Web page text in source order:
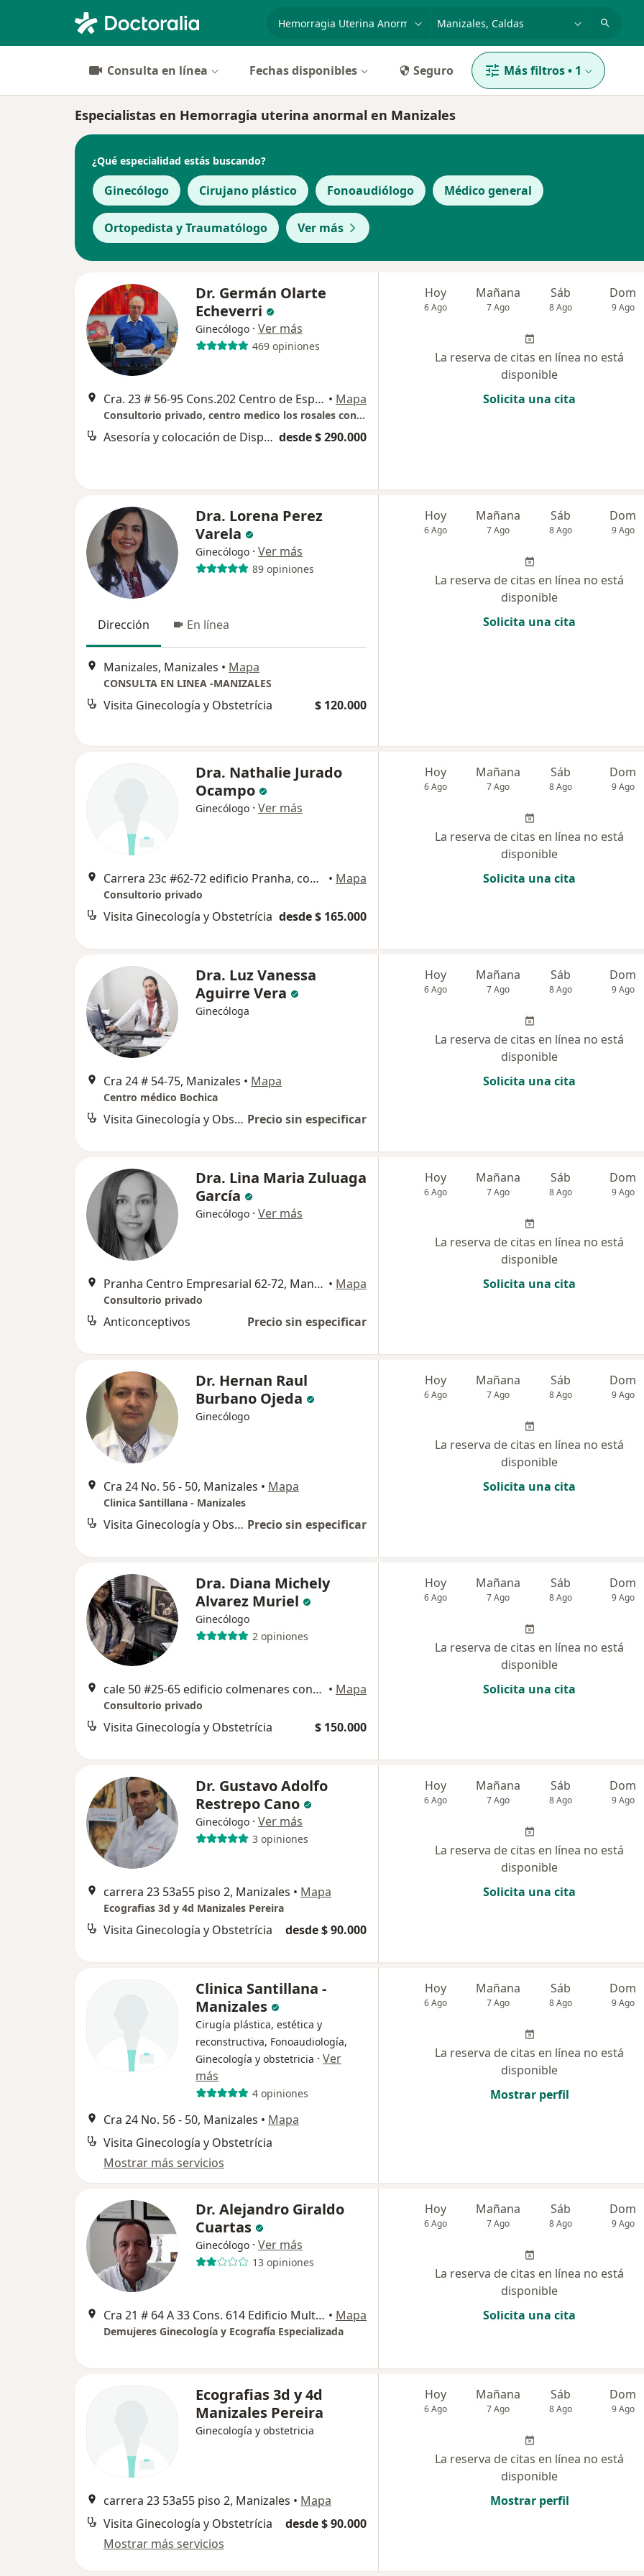
Consulta en línea Fechas disponibles Seguro Más filtros• 1
Especialistas en Hemorragia uterina anormal en Manizales
¿Qué especialidad estás buscando?
Ginecólogo Cirujano plástico Fonoaudiólogo Médico general
Ortopedista y Traumatólogo Ver más
Dr. Germán Olarte
Echeverri
Ginecólogo · Ver más
469 opiniones
Cra. 23 # 56-95 Cons.202 Centro de Especialistas Los Rosales, Manizales • Mapa
Consultorio privado, centro medico los rosales consultorio 202
Asesoría y colocación de Dispositivos intrauterinos de última generación (Mirena, Kyleena, Jaydess) desde $ 290.000
Hoy
6 Ago
Mañana
7 Ago
Sáb
8 Ago
Dom
9 Ago
La reserva de citas en línea no está
disponible
Solicita una cita
Dra. Lorena Perez
Varela
Ginecólogo · Ver más
89 opiniones
Dirección En línea
Manizales, Manizales • Mapa
CONSULTA EN LINEA -MANIZALES
Visita Ginecología y Obstetrícia $ 120.000
Hoy
6 Ago
Mañana
7 Ago
Sáb
8 Ago
Dom
9 Ago
La reserva de citas en línea no está
disponible
Solicita una cita
Dra. Nathalie Jurado
Ocampo
Ginecólogo · Ver más
Carrera 23c #62-72 edificio Pranha, consultorio 608, Manizales • Mapa
Consultorio privado
Visita Ginecología y Obstetrícia desde $ 165.000
Hoy
6 Ago
Mañana
7 Ago
Sáb
8 Ago
Dom
9 Ago
La reserva de citas en línea no está
disponible
Solicita una cita
Dra. Luz Vanessa
Aguirre Vera
Ginecóloga
Cra 24 # 54-75, Manizales • Mapa
Centro médico Bochica
Visita Ginecología y Obstetrícia Precio sin especificar
Hoy
6 Ago
Mañana
7 Ago
Sáb
8 Ago
Dom
9 Ago
La reserva de citas en línea no está
disponible
Solicita una cita
Dra. Lina Maria Zuluaga
García
Ginecólogo · Ver más
Pranha Centro Empresarial 62-72, Manizales • Mapa
Consultorio privado
Anticonceptivos Precio sin especificar
Hoy
6 Ago
Mañana
7 Ago
Sáb
8 Ago
Dom
9 Ago
La reserva de citas en línea no está
disponible
Solicita una cita
Dr. Hernan Raul
Burbano Ojeda
Ginecólogo
Cra 24 No. 56 - 50, Manizales • Mapa
Clinica Santillana - Manizales
Visita Ginecología y Obstetrícia Precio sin especificar
Hoy
6 Ago
Mañana
7 Ago
Sáb
8 Ago
Dom
9 Ago
La reserva de citas en línea no está
disponible
Solicita una cita
Dra. Diana Michely
Alvarez Muriel
Ginecólogo
2 opiniones
cale 50 #25-65 edificio colmenares consultorio 207, Manizales • Mapa
Consultorio privado
Visita Ginecología y Obstetrícia $ 150.000
Hoy
6 Ago
Mañana
7 Ago
Sáb
8 Ago
Dom
9 Ago
La reserva de citas en línea no está
disponible
Solicita una cita
Dr. Gustavo Adolfo
Restrepo Cano
Ginecólogo · Ver más
3 opiniones
carrera 23 53a55 piso 2, Manizales • Mapa
Ecografias 3d y 4d Manizales Pereira
Visita Ginecología y Obstetrícia desde $ 90.000
Hoy
6 Ago
Mañana
7 Ago
Sáb
8 Ago
Dom
9 Ago
La reserva de citas en línea no está
disponible
Solicita una cita
Clinica Santillana -
Manizales
Cirugía plástica, estética y
reconstructiva, Fonoaudiología,
Ginecología y obstetricia · Ver
más
4 opiniones
Cra 24 No. 56 - 50, Manizales • Mapa
Visita Ginecología y Obstetrícia
Mostrar más servicios
Hoy
6 Ago
Mañana
7 Ago
Sáb
8 Ago
Dom
9 Ago
La reserva de citas en línea no está
disponible
Mostrar perfil
Dr. Alejandro Giraldo
Cuartas
Ginecólogo · Ver más
13 opiniones
Cra 21 # 64 A 33 Cons. 614 Edificio Multiplaza El Cable, Manizales • Mapa
Demujeres Ginecología y Ecografía Especializada
Hoy
6 Ago
Mañana
7 Ago
Sáb
8 Ago
Dom
9 Ago
La reserva de citas en línea no está
disponible
Solicita una cita
Ecografias 3d y 4d
Manizales Pereira
Ginecología y obstetricia
carrera 23 53a55 piso 2, Manizales • Mapa
Visita Ginecología y Obstetrícia
desde $ 90.000
Mostrar más servicios
Hoy
6 Ago
Mañana
7 Ago
Sáb
8 Ago
Dom
9 Ago
La reserva de citas en línea no está
disponible
Mostrar perfil